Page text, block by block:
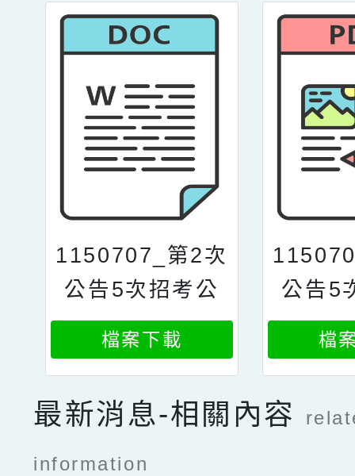
1150707_第2次
公告5次招考公
告版
檔案下載
公告5
檔
最新消息-相關內容
information